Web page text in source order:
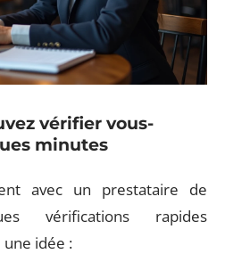
vérifier vous-
minutes
avec un prestataire de
vérifications rapides
idée :